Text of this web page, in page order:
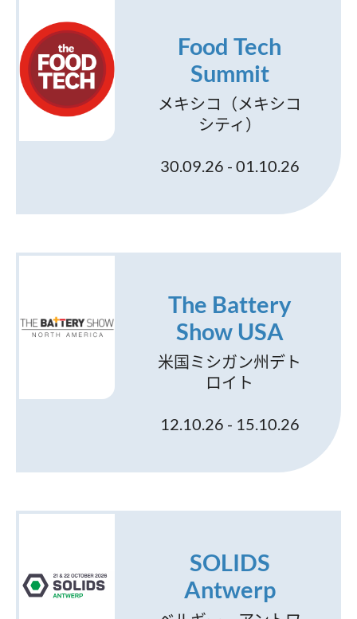
Food Tech
Summit
メキシコ（メキシコ
シティ）
30.09.26 - 01.10.26
The Battery
Show USA
米国ミシガン州デト
ロイト
12.10.26 - 15.10.26
SOLIDS
Antwerp